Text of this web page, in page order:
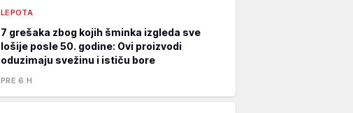
LEPOTA
7 grešaka zbog kojih šminka izgleda sve
lošije posle 50. godine: Ovi proizvodi
oduzimaju svežinu i ističu bore
PRE 6 H